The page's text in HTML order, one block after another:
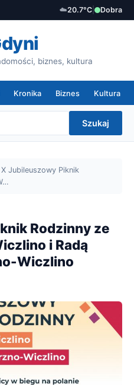
☁️20.7°C Dobra
biznes, kultura
Kronika Biznes Kultura
Szukaj
X Jubileuszowy Piknik
Rodzinny ze
i Radą
Wiczlino